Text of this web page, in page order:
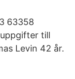
63358
till
Levin 42 år.